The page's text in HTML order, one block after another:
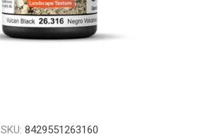
SKU: 8429551263160